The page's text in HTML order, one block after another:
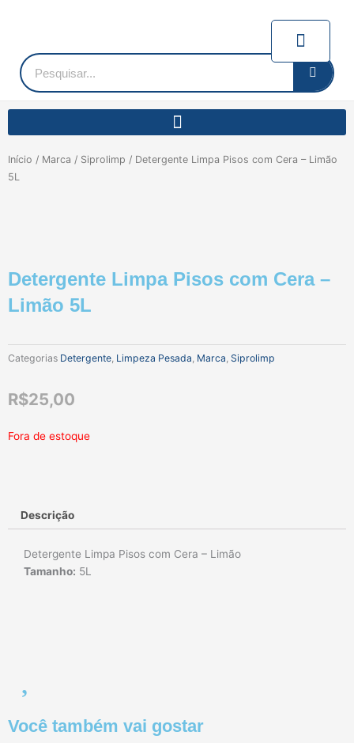
conteúdoPesquisar
Início / Marca / Siprolimp / Detergente Limpa Pisos com Cera – Limão
5L
Detergente Limpa Pisos com Cera –
Limão 5L
Categorias Detergente Limpeza Pesada Marca Siprolimp
R$25,00
Fora de estoque
Descrição
Detergente Limpa Pisos com Cera – Limão
Tamanho: 5L
Você também vai gostar